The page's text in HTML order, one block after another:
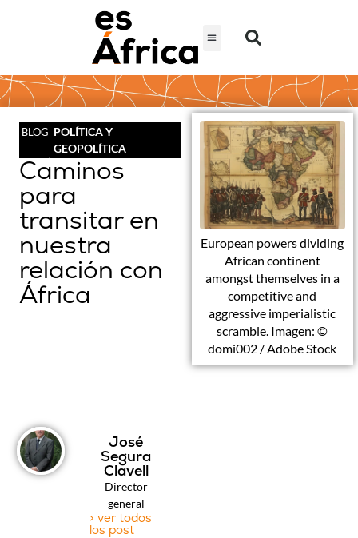
BLOG POLÍTICA Y
GEOPOLÍTICA
Caminos
para
transitar en
nuestra
relación con
África
European powers dividing
African continent
amongst themselves in a
competitive and
aggressive imperialistic
scramble. Imagen: ©
domi002 / Adobe Stock
José
Segura
Clavell
Director
general
> ver todos
los post